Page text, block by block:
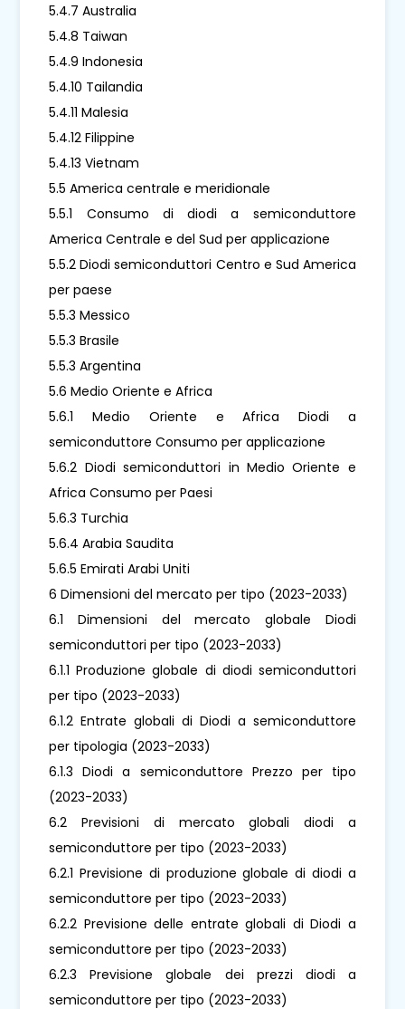
5.4.7 Australia
5.4.8 Taiwan
5.4.9 Indonesia
5.4.10 Tailandia
5.4.11 Malesia
5.4.12 Filippine
5.4.13 Vietnam
5.5 America centrale e meridionale
5.5.1 Consumo di diodi a semiconduttore
America Centrale e del Sud per applicazione
5.5.2 Diodi semiconduttori Centro e Sud America
per paese
5.5.3 Messico
5.5.3 Brasile
5.5.3 Argentina
5.6 Medio Oriente e Africa
5.6.1 Medio Oriente e Africa Diodi a
semiconduttore Consumo per applicazione
5.6.2 Diodi semiconduttori in Medio Oriente e
Africa Consumo per Paesi
5.6.3 Turchia
5.6.4 Arabia Saudita
5.6.5 Emirati Arabi Uniti
6 Dimensioni del mercato per tipo (2023-2033)
6.1 Dimensioni del mercato globale Diodi
semiconduttori per tipo (2023-2033)
6.1.1 Produzione globale di diodi semiconduttori
per tipo (2023-2033)
6.1.2 Entrate globali di Diodi a semiconduttore
per tipologia (2023-2033)
6.1.3 Diodi a semiconduttore Prezzo per tipo
(2023-2033)
6.2 Previsioni di mercato globali diodi a
semiconduttore per tipo (2023-2033)
6.2.1 Previsione di produzione globale di diodi a
semiconduttore per tipo (2023-2033)
6.2.2 Previsione delle entrate globali di Diodi a
semiconduttore per tipo (2023-2033)
6.2.3 Previsione globale dei prezzi diodi a
semiconduttore per tipo (2023-2033)